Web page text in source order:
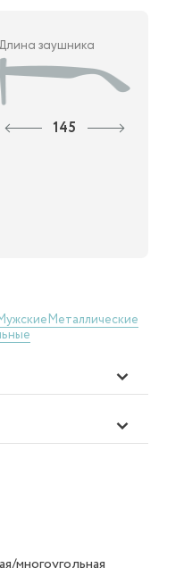
Длина заушника
145
Металлические
многоугольная